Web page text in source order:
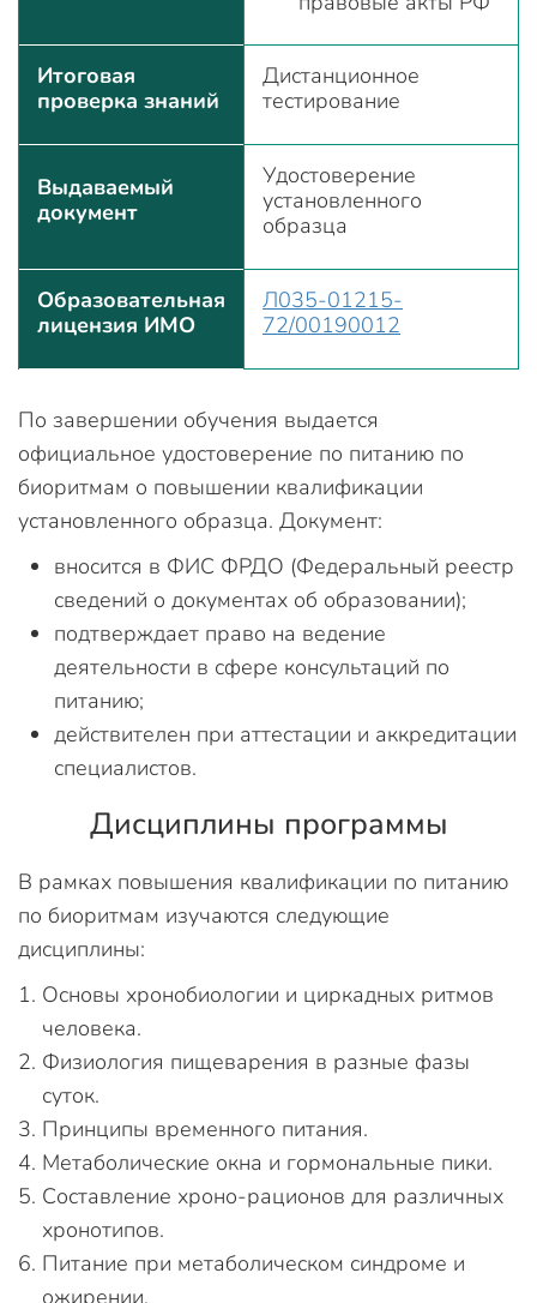
Итоговая
проверка знаний
Дистанционное
тестирование
Выдаваемый
документ
Удостоверение
установленного
образца
Образовательная
лицензия ИМО
Л035-01215-
72/00190012
По завершении обучения выдается
официальное удостоверение по питанию по
биоритмам о повышении квалификации
установленного образца. Документ:
вносится в ФИС ФРДО (Федеральный реестр
сведений о документах об образовании);
подтверждает право на ведение
деятельности в сфере консультаций по
питанию;
действителен при аттестации и аккредитации
специалистов.
Дисциплины программы
В рамках повышения квалификации по питанию
по биоритмам изучаются следующие
дисциплины:
Основы хронобиологии и циркадных ритмов
человека.
Физиология пищеварения в разные фазы
суток.
Принципы временного питания.
Метаболические окна и гормональные пики.
Составление хроно-рационов для различных
хронотипов.
Питание при метаболическом синдроме и
ожирении.